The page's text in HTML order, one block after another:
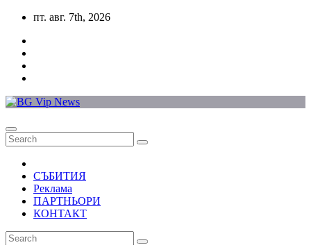
Skip
content
пт. авг. 7th, 2026
СЪБИТИЯ
Реклама
ПАРТНЬОРИ
КОНТАКТ